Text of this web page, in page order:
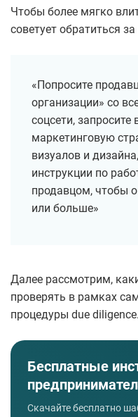
Чтобы более мягко
советует обратиться
«Попросите
организации» со
соцсети, запросите
маркетинговую
визуалов и
инструкции по
продавцом, чтобы
или больше»
Далее рассмотрим,
проверять в рамках
процедуры due diligence.
Бесплатные
Скачайте бесплатно